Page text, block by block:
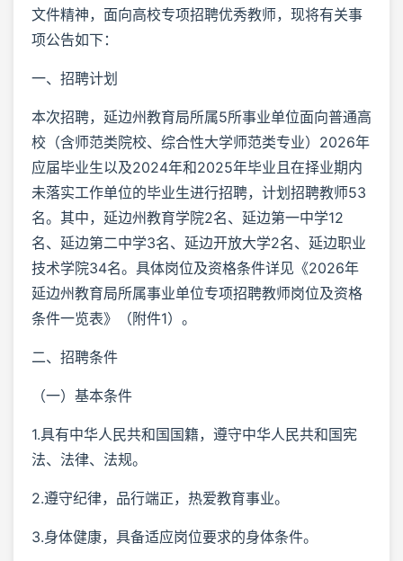
文件精神，面向高校专项招聘优秀教师，现将有关事
项公告如下：
一、招聘计划
本次招聘，延边州教育局所属5所事业单位面向普通高
校（含师范类院校、综合性大学师范类专业）2026年
应届毕业生以及2024年和2025年毕业且在择业期内
未落实工作单位的毕业生进行招聘，计划招聘教师53
名。其中，延边州教育学院2名、延边第一中学12
名、延边第二中学3名、延边开放大学2名、延边职业
技术学院34名。具体岗位及资格条件详见《2026年
延边州教育局所属事业单位专项招聘教师岗位及资格
条件一览表》（附件1）。
二、招聘条件
（一）基本条件
1.具有中华人民共和国国籍，遵守中华人民共和国宪
法、法律、法规。
2.遵守纪律，品行端正，热爱教育事业。
3.身体健康，具备适应岗位要求的身体条件。